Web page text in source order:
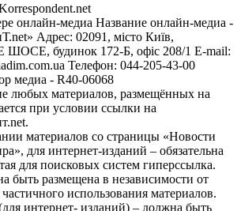
онлайн-медиа Название онлайн-медиа -
Адрес: 02091, місто Київ,
будинок 172-Б, офіс 208/1 E-mail:
Телефон: 044-205-43-00
медиа - R40-06068
любых материалов, размещённых на
при условии ссылки на
материалов со страницы «Новости
для интернет-изданий – обязательна
для поисковых систем гиперссылка.
быть размещена в независимости от
использования материалов.
интернет- изданий) – должна быть